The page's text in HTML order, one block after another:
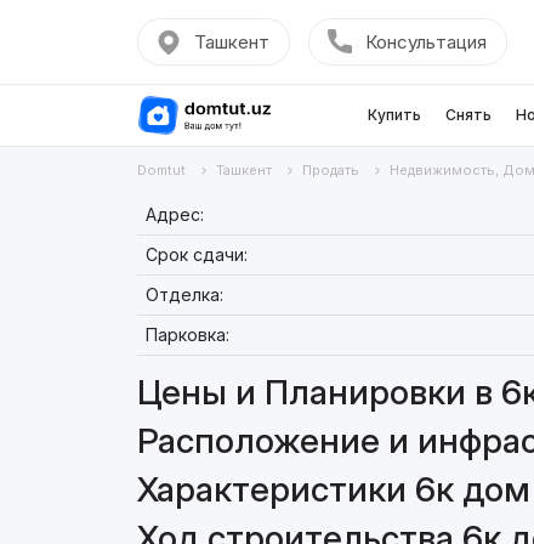
Ташкент Консультация
Купить Снять
Domtut Ташкент Продать Недвижимость,
Адрес:
Срок сдачи:
Отделка:
Парковка:
Цены и Планировки в
Расположение и
Характеристики 6к